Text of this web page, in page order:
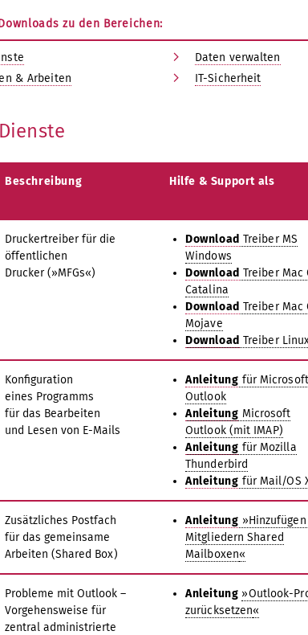
zu den Bereichen:
& Arbeiten
Daten verwalten
IT-Sicherheit
Beschreibung Hilfe & Support als
Druckertreiber für die
öffentlichen
Drucker (»MFGs«)
Download Treiber MS
Windows
Download Treiber Mac
Catalina
Download Treiber Mac
Mojave
Download Treiber
Konfiguration
eines Programms
für das Bearbeiten
und Lesen von E-Mails
Anleitung für Microsoft
Outlook
Anleitung Microsoft
Outlook (mit IMAP)
Anleitung für Mozilla
Thunderbird
Anleitung für Mail/OS
Zusätzliches Postfach
für das gemeinsame
Arbeiten (Shared Box)
Anleitung
Mitgliedern Shared
Mailboxen«
Probleme mit Outlook –
Vorgehensweise für
zentral administrierte
Anleitung »Outlook-
zurücksetzen«